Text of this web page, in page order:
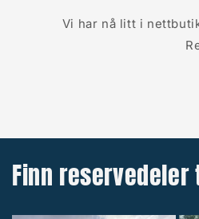
Vi har nå litt i
Finn